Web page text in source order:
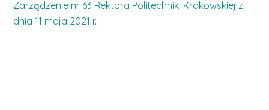
Zarządzenie nr 63 Rektora Politechniki Krakowskiej z
dnia 11 maja 2021 r.